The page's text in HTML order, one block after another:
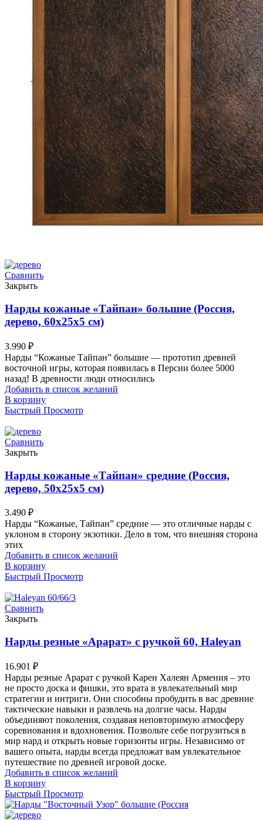
Сравнить
Закрыть
Нарды кожаные «Тайпан» большие (Россия,
дерево, 60х25х5 см)
3.990 ₽
Нарды “Кожаные Тайпан” большие — прототип древней
восточной игры, которая появилась в Персии более 5000
назад! В древности люди относились
Добавить в список желаний
В корзину
Быстрый Просмотр
Сравнить
Закрыть
Нарды кожаные «Тайпан» средние (Россия,
дерево, 50х25х5 см)
3.490 ₽
Нарды “Кожаные, Тайпан” средние — это отличные нарды с
уклоном в сторону экзотики. Дело в том, что внешняя сторона
этих
Добавить в список желаний
В корзину
Быстрый Просмотр
Сравнить
Закрыть
Нарды резные «Арарат» с ручкой 60, Haleyan
16.901 ₽
Нарды резные Арарат с ручкой Карен Халеян Армения – это
не просто доска и фишки, это врата в увлекательный мир
стратегии и интриги. Они способны пробудить в вас древние
тактические навыки и развлечь на долгие часы. Нарды
объединяют поколения, создавая неповторимую атмосферу
соревнования и вдохновения. Позвольте себе погрузиться в
мир нард и открыть новые горизонты игры. Независимо от
вашего опыта, нарды всегда предложат вам увлекательное
путешествие по древней игровой доске.
Добавить в список желаний
В корзину
Быстрый Просмотр